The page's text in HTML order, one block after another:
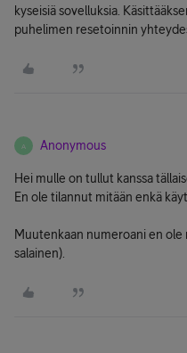
kyseisiä sovelluksia.
puhelimen resetoinnin
A Anonymous
Hei mulle on tullut kanssa
En ole tilannut mitään enkä
Muutenkaan numeroani en
salainen).